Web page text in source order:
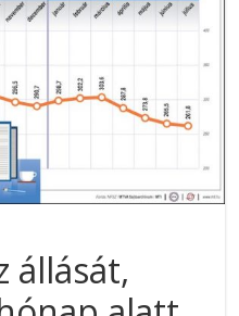
állását,